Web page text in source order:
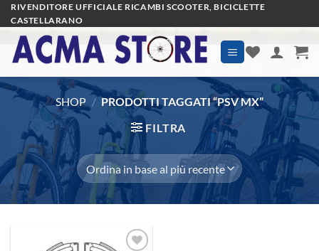
Salta
ai
contenuti
RIVENDITORE UFFICIALE RICAMBI SCOOTER, BICICLETTE
CASTELLARANO
SHOP / PRODOTTI TAGGATI “PSV MX”
FILTRA